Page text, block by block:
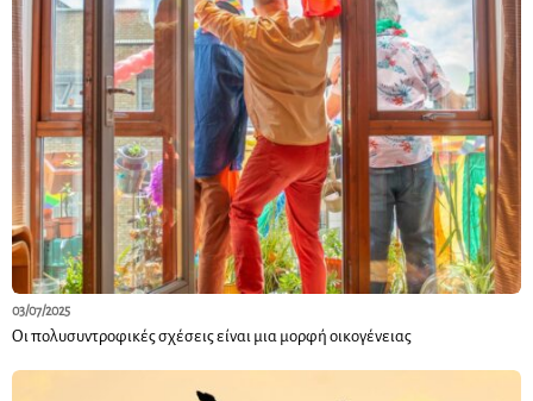
03/07/2025
Οι πολυσυντροφικές σχέσεις είναι μια μορφή οικογένειας